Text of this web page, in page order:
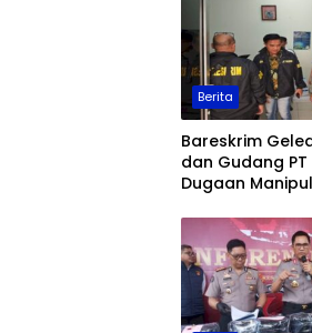
Berita
Bareskrim
dan Gudang PT
Dugaan